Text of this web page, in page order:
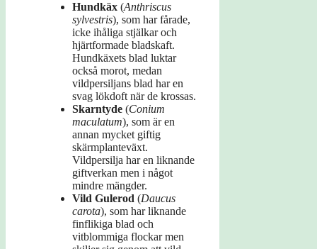
Hundkäx (Anthriscus
sylvestris), som har fårade,
icke ihåliga stjälkar och
hjärtformade bladskaft.
Hundkäxets blad luktar
också morot, medan
vildpersiljans blad har en
svag lökdoft när de krossas.
Skarntyde (Conium
maculatum), som är en
annan mycket giftig
skärmplanteväxt.
Vildpersilja har en liknande
giftverkan men i något
mindre mängder.
Vild Gulerod (Daucus
carota), som har liknande
finflikiga blad och
vitblommiga flockar men